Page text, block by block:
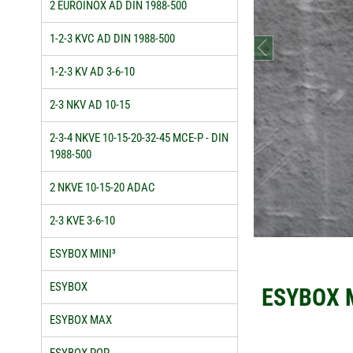
2 EUROINOX AD DIN 1988-500
1-2-3 KVC AD DIN 1988-500
1-2-3 KV AD 3-6-10
2-3 NKV AD 10-15
2-3-4 NKVE 10-15-20-32-45 MCE-P - DIN
1988-500
2 NKVE 10-15-20 ADAC
2-3 KVE 3-6-10
ESYBOX MINI³
ESYBOX
ESYBOX MAX
prev
ESYBOX